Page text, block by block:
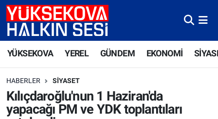
YÜKSEKOVA YEREL GÜNDEM EKONOMİ
HABERLER SIYASET
Kılıçdaroğlu'nun 1 Haziran'da
yapacağı PM ve YDK toplantıları
Yüksekova Nöbetçi Eczaneler
Yüksekova Trafik Yoğunluk Haritası
Süper Lig Puan Durumu ve Fikstür